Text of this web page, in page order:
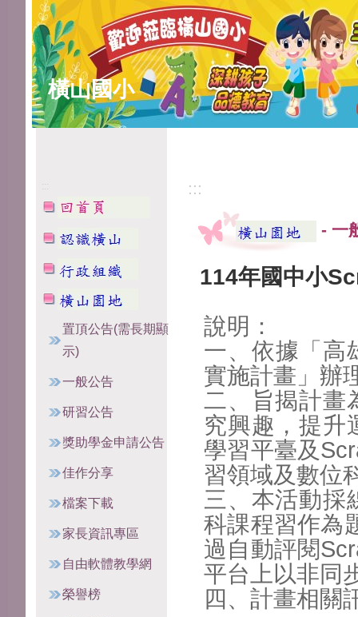
橫山國小
:::
置頂公告(需長期顯
示)
一般公告
研習公告
獎助學金申請公告
佳作分享
檔案下載
家長資訊專區
自由軟體教學網
榮譽榜
:::
- 一
114年國中小
說明：
一、依據「高
實施計畫」 辦
二、旨揭計畫
究興趣，提升
學習平臺及
習領域及數位
三、本活動採
科課程習作為
過自動評閱
平台上以非同
四、計畫相關